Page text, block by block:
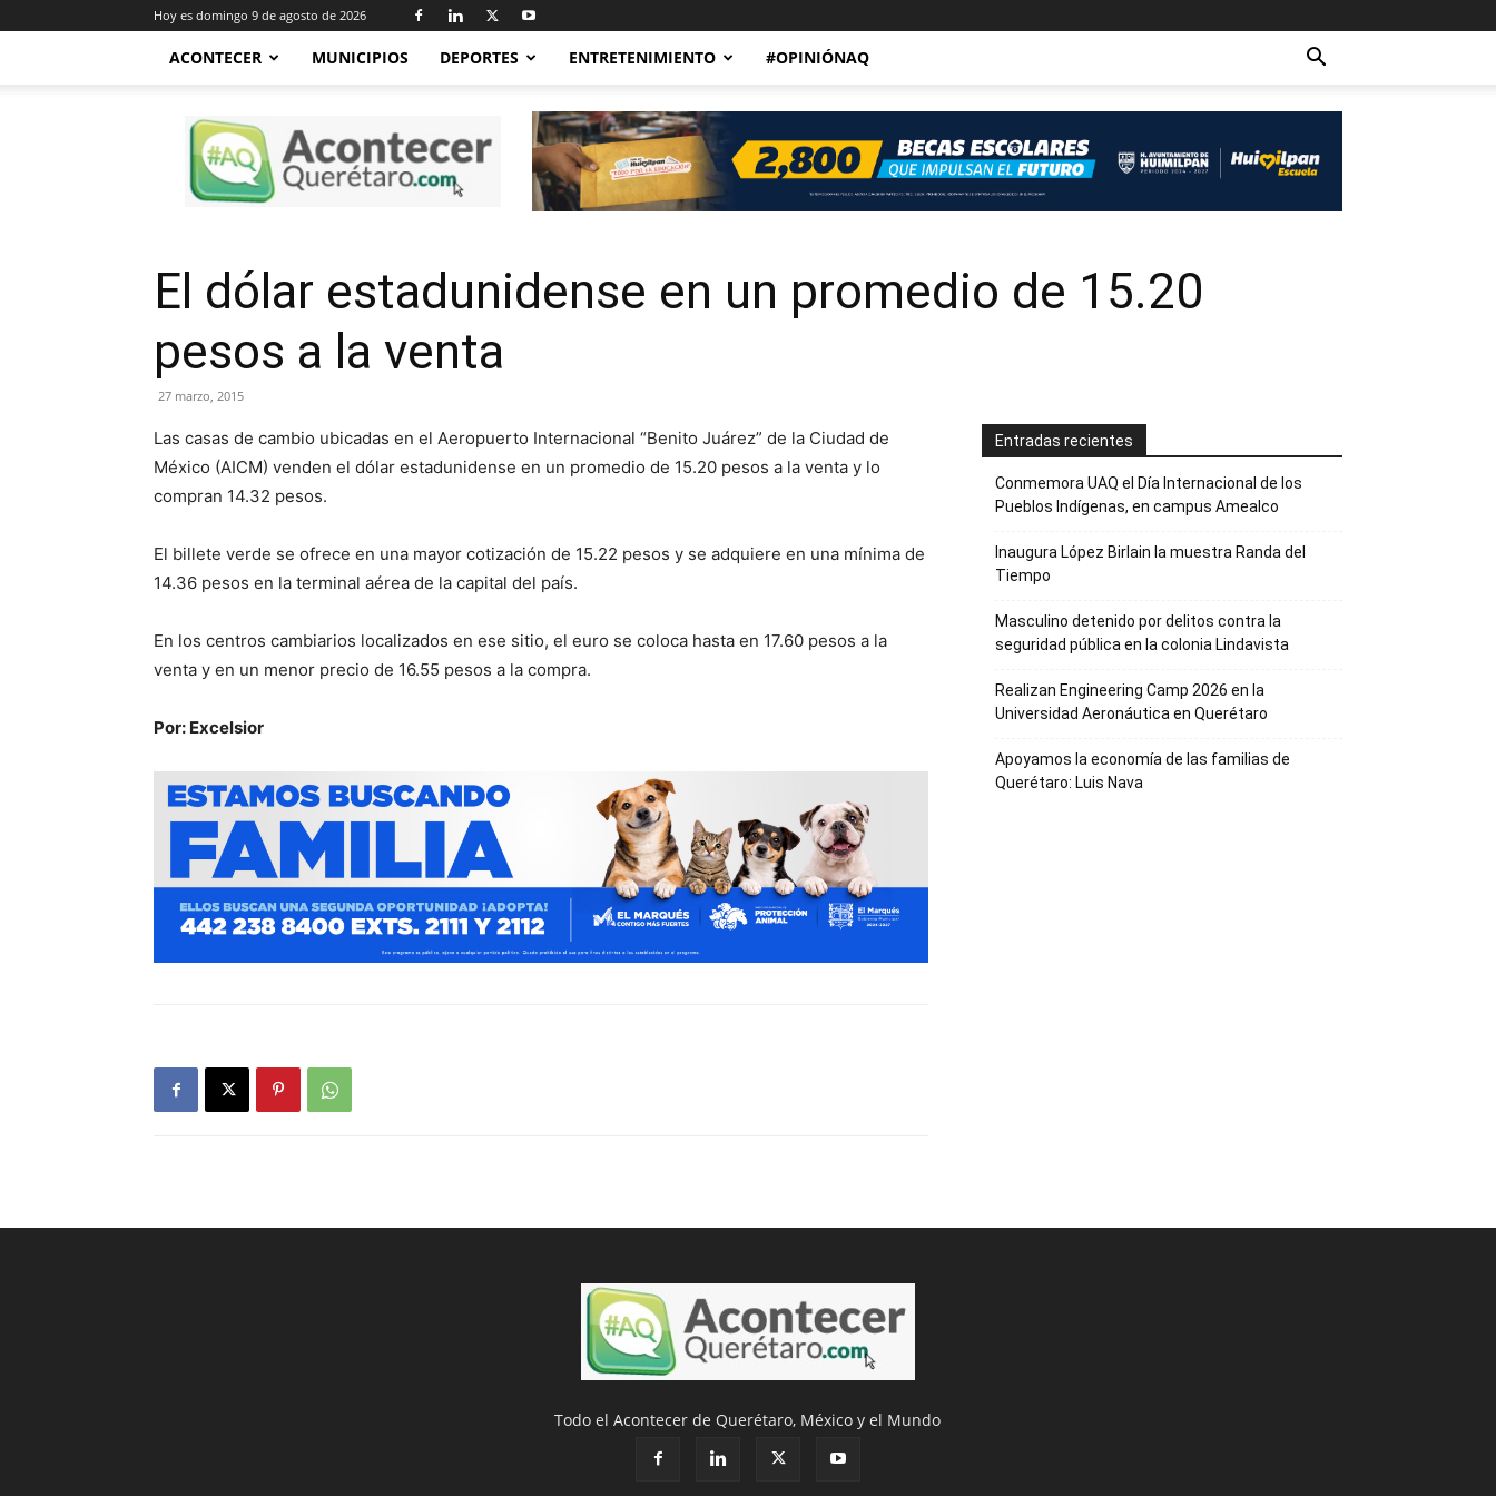
Hoy es domingo 9 de agosto de 2026
ACONTECER MUNICIPIOS DEPORTES ENTRETENIMIENTO #OPINIÓNAQ
Acontecer
Querétaro
El dólar estadunidense en un promedio de 15.20
pesos a la venta
27 marzo, 2015
Las casas de cambio ubicadas en el Aeropuerto Internacional “Benito Juárez” de la Ciudad de
México (AICM) venden el dólar estadunidense en un promedio de 15.20 pesos a la venta y lo
compran 14.32 pesos.
El billete verde se ofrece en una mayor cotización de 15.22 pesos y se adquiere en una mínima de
14.36 pesos en la terminal aérea de la capital del país.
En los centros cambiarios localizados en ese sitio, el euro se coloca hasta en 17.60 pesos a la
venta y en un menor precio de 16.55 pesos a la compra.
Por: Excelsior
Entradas recientes
Conmemora UAQ el Día Internacional de los
Pueblos Indígenas, en campus Amealco
Inaugura López Birlain la muestra Randa del
Tiempo
Masculino detenido por delitos contra la
seguridad pública en la colonia Lindavista
Realizan Engineering Camp 2026 en la
Universidad Aeronáutica en Querétaro
Apoyamos la economía de las familias de
Querétaro: Luis Nava
Todo el Acontecer de Querétaro, México y el Mundo